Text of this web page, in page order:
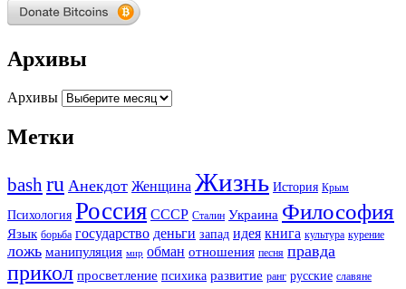
Архивы
Архивы
Метки
bashru Анекдот Женщина Жизнь История Крым
Психология Россия СССР Сталин Украина Философия
Язык борьба государство деньги запад идея книга культура курение
ложь манипуляция мир обман отношения песня правда
прикол просветление психика развитие ранг русские славяне